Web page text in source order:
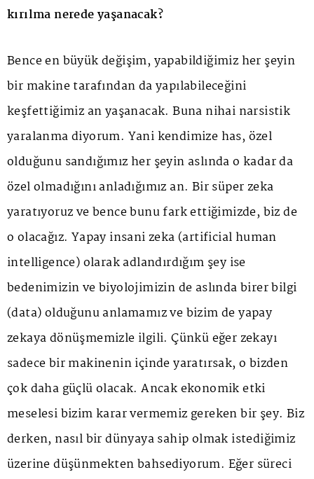
kırılma nerede yaşanacak?
Bence en büyük değişim, yapabildiğimiz her şeyin
bir makine tarafından da yapılabileceğini
keşfettiğimiz an yaşanacak. Buna nihai narsistik
yaralanma diyorum. Yani kendimize has, özel
olduğunu sandığımız her şeyin aslında o kadar da
özel olmadığını anladığımız an. Bir süper zeka
yaratıyoruz ve bence bunu fark ettiğimizde, biz de
o olacağız. Yapay insani zeka (artificial human
intelligence) olarak adlandırdığım şey ise
bedenimizin ve biyolojimizin de aslında birer bilgi
(data) olduğunu anlamamız ve bizim de yapay
zekaya dönüşmemizle ilgili. Çünkü eğer zekayı
sadece bir makinenin içinde yaratırsak, o bizden
çok daha güçlü olacak. Ancak ekonomik etki
meselesi bizim karar vermemiz gereken bir şey. Biz
derken, nasıl bir dünyaya sahip olmak istediğimiz
üzerine düşünmekten bahsediyorum. Eğer süreci